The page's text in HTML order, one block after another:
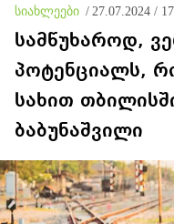
სიახლეები / 27.07.2024 /
სამწუხაროდ,
პოტენციალს,
სახით
ბაბუნაშვილი